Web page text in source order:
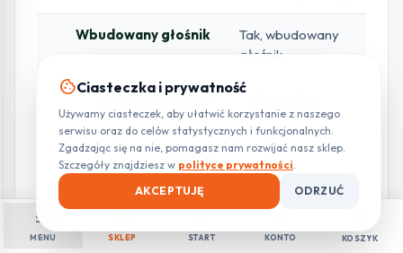
menu
MENU SKLEP START KONTO KOSZYK
Wbudowany głośnik
Tak, wbudowany
głośnik
Kompresja audio
PCM; G.711a; G.711Mu;
G.726; G.723
Alarm
Zdarzenie alarmowe
Brak karty SD; karta
SD; rozłączenie sieci;
cookieCiasteczka i prywatność
Używamy ciasteczek, aby ułatwić korzystanie z naszego
serwisu oraz do celów statystycznych i funkcjonalnych.
Zgadzając się na nie, pomagasz nam rozwijać nasz sklep.
Szczegóły znajdziesz w polityce prywatności.
AKCEPTUJĘ
ODRZUĆ